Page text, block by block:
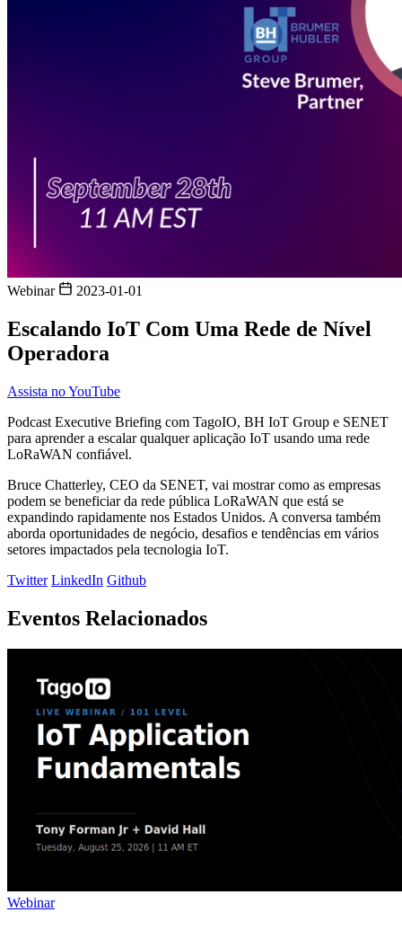
Webinar 2023-01-01
Escalando IoT Com Uma Rede de Nível
Operadora
Assista no YouTube
Podcast Executive Briefing com TagoIO, BH IoT Group e SENET
para aprender a escalar qualquer aplicação IoT usando uma rede
LoRaWAN confiável.
Bruce Chatterley, CEO da SENET, vai mostrar como as empresas
podem se beneficiar da rede pública LoRaWAN que está se
expandindo rapidamente nos Estados Unidos. A conversa também
aborda oportunidades de negócio, desafios e tendências em vários
setores impactados pela tecnologia IoT.
Twitter LinkedIn Github
Eventos Relacionados
Webinar